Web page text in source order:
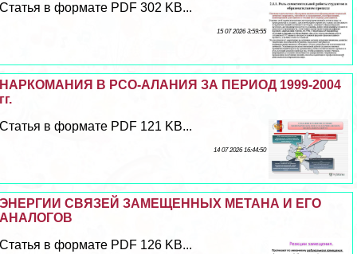
Статья в формате PDF 302 KB...
15 07 2026 3:59:55
НАРКОМАНИЯ В РСО-АЛАНИЯ ЗА ПЕРИОД 1999-2004
гг.
Статья в формате PDF 121 KB...
14 07 2026 16:44:50
ЭНЕРГИИ СВЯЗЕЙ ЗАМЕЩЕННЫХ МЕТАНА И ЕГО
АНАЛОГОВ
Статья в формате PDF 126 KB...